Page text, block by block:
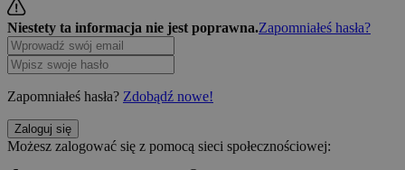
Niestety ta informacja nie jest poprawna.Zapomniałeś hasła?
Zapomniałeś hasła? Zdobądź nowe!
Zaloguj się
Możesz zalogować się z pomocą sieci społecznościowej: